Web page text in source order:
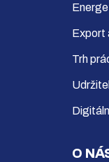
Export
Trh
O